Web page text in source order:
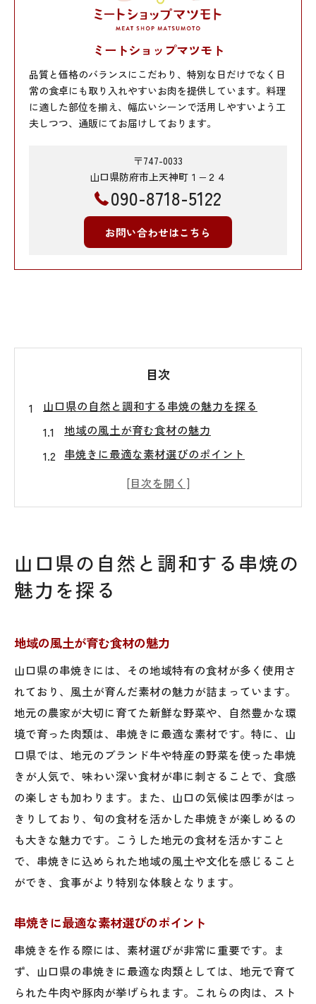
ミートショップマツモト
品質と価格のバランスにこだわり、特別な日だけでなく日
常の食卓にも取り入れやすいお肉を提供しています。料理
に適した部位を揃え、幅広いシーンで活用しやすいよう工
夫しつつ、通販にてお届けしております。
〒747-0033
山口県防府市上天神町１−２４
090-8718-5122
お問い合わせはこちら
目次
山口県の自然と調和する串焼の魅力を探る
地域の風土が育む食材の魅力
串焼きに最適な素材選びのポイント
山口県の豊かな自然と伝統が生み出す味わ
山口県の風味を活かした串焼の楽しみ方
簡単レシピで味わう山口県流串焼の秘密
山口県風味を引き出す調理のコツ
家庭で楽しむ本格的な串焼
失敗しない串焼の焼き加減
アレンジ自在！山口県の串焼レシピ
初心者でも安心の串焼き準備方法
地元食材を活かした山口県の串焼で楽しむ
旬の食材を活かす串焼きテクニック
山口県の地元食材が持つ特性
地元の味を活かした串焼アレンジ
地域特産の肉や野菜を使う理由
地産地消の串焼を楽しむ
自宅で再現！山口県伝統の串焼レシピ
家庭で簡単に再現できる串焼の基礎
伝統的な調味料の使い方
山口県の自然と調和する串焼の
魅力を探る
地域の風土が育む食材の魅力
山口県の串焼きには、その地域特有の食材が多く使用さ
れており、風土が育んだ素材の魅力が詰まっています。
地元の農家が大切に育てた新鮮な野菜や、自然豊かな環
境で育った肉類は、串焼きに最適な素材です。特に、山
口県では、地元のブランド牛や特産の野菜を使った串焼
きが人気で、味わい深い食材が串に刺さることで、食感
の楽しさも加わります。また、山口の気候は四季がはっ
きりしており、旬の食材を活かした串焼きが楽しめるの
も大きな魅力です。こうした地元の食材を活かすこと
で、串焼きに込められた地域の風土や文化を感じること
ができ、食事がより特別な体験となります。
串焼きに最適な素材選びのポイント
串焼きを作る際には、素材選びが非常に重要です。ま
ず、山口県の串焼きに最適な肉類としては、地元で育て
られた牛肉や豚肉が挙げられます。これらの肉は、スト